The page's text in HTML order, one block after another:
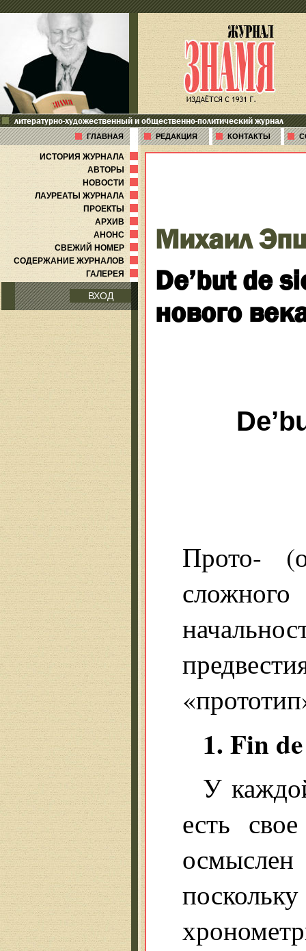
литературно-художественный и общественно-политический журнал
ГЛАВНАЯ РЕДАКЦИЯ КОНТАКТЫ
ИСТОРИЯ ЖУРНАЛА
АВТОРЫ
НОВОСТИ
ЛАУРЕАТЫ ЖУРНАЛА
ПРОЕКТЫ
АРХИВ
АНОНС
СВЕЖИЙ НОМЕР
СОДЕРЖАНИЕ ЖУРНАЛОВ
ГАЛЕРЕЯ
ВХОД
Михаил
De’but de
нового
Прото-
1. Fin
У
есть